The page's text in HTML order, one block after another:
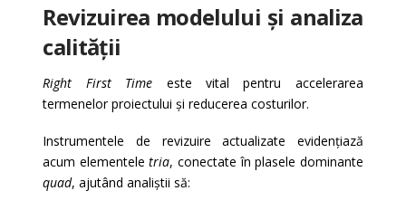
Revizuirea modelului și analiza
calității
Right First Time este vital pentru accelerarea
termenelor proiectului și reducerea costurilor.
Instrumentele de revizuire actualizate evidențiază
acum elementeletria, conectate în plasele dominante
quad, ajutând analiștii să: